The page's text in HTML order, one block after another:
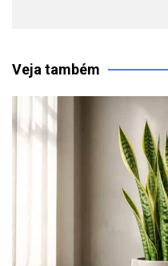
Veja também